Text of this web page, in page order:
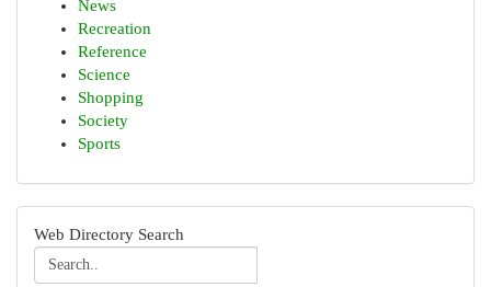
News
Recreation
Reference
Science
Shopping
Society
Sports
Web Directory Search